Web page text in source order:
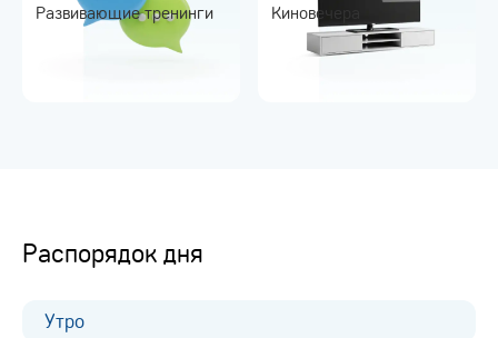
Развивающие тренинги Киновечера
Распорядок дня
Утро